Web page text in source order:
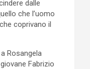
dalle
che l’uomo
che coprivano il
Rosangela
Fabrizio